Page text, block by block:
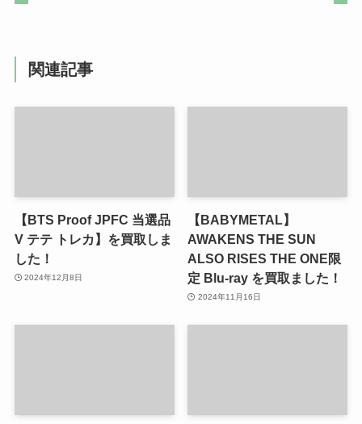
関連記事
【BTS Proof JPFC 当選品
V テテ トレカ】を買取しま
した！
2024年12月8日
【BABYMETAL】
AWAKENS THE SUN
ALSO RISES THE ONE限
定 Blu-ray を買取ました！
2024年11月16日